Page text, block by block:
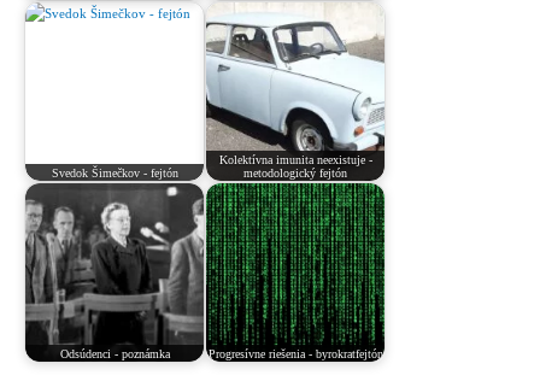
Svedok Šimečkov - fejtón
Kolektívna imunita neexistuje -
metodologický fejtón
Odsúdenci - poznámka Progresívne riešenia - byrokratfejtón